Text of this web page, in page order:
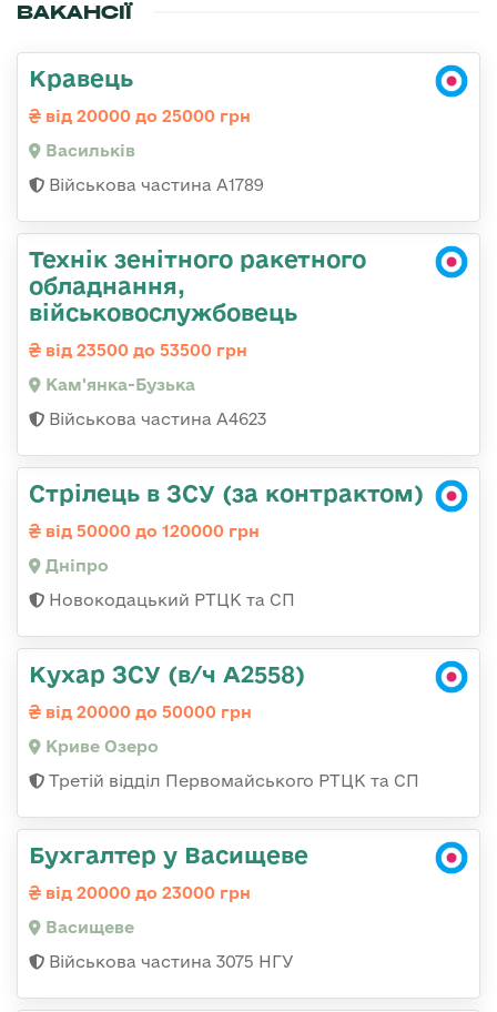
ВАКАНСІЇ
Кравець
від 20000 до 25000 грн
Васильків
Військова частина А1789
Технік зенітного ракетного
обладнання,
військовослужбовець
від 23500 до 53500 грн
Кам'янка-Бузька
Військова частина А4623
Стрілець в ЗСУ (за контрактом)
від 50000 до 120000 грн
Дніпро
Новокодацький РТЦК та СП
Кухар ЗСУ (в/ч А2558)
від 20000 до 50000 грн
Криве Озеро
Третій відділ Первомайського РТЦК та СП
Бухгалтер у Васищеве
від 20000 до 23000 грн
Васищеве
Військова частина 3075 НГУ